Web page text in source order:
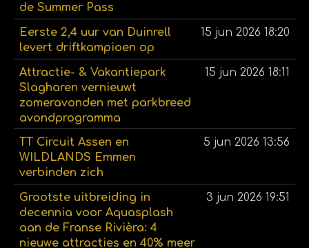
de Summer Pass
Eerste 2,4 uur van Duinrell
levert driftkampioen op
15 jun 2026 18:20
Attractie- & Vakantiepark
Slagharen vernieuwt
zomeravonden met parkbreed
avondprogramma
15 jun 2026 18:11
TT Circuit Assen en
WILDLANDS Emmen
verbinden zich
5 jun 2026 13:56
Grootste uitbreiding in
decennia voor Aquasplash
aan de Franse Rivièra: 4
nieuwe attracties en 40% meer
3 jun 2026 19:51